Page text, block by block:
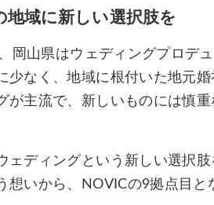
地域に新しい選択肢を
岡山県はウェディングプロデ
少なく、地域に根付いた地元
が主流で、新しいものには慎
ェディングという新しい選択
想いから、NOVICの9拠点目と